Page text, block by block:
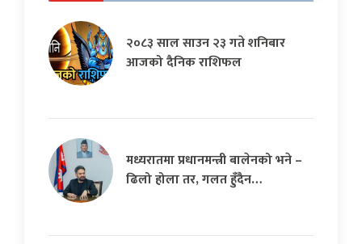
२०८३ साल साउन २३ गते शनिबार
आजको दैनिक राशिफल
मध्यरातमा प्रधानमन्त्री बालेनको भने –
ढिलो होला तर, गलत हुँदैन…